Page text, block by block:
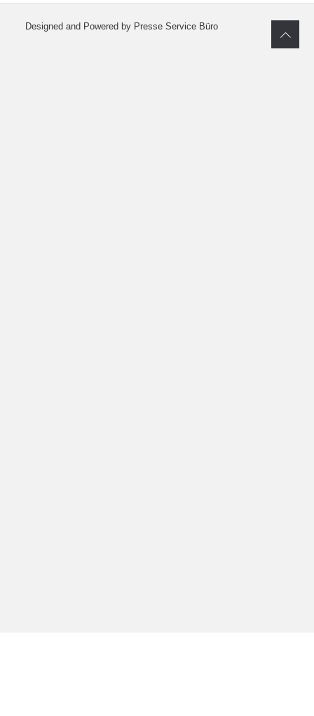
Designed and Powered by Presse Service Büro